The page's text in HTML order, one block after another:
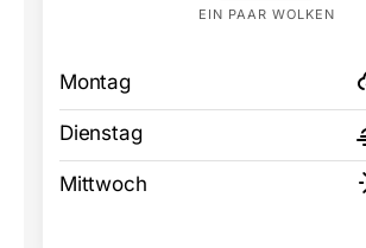
EIN PAAR WOLKEN
Montag
Dienstag
Mittwoch